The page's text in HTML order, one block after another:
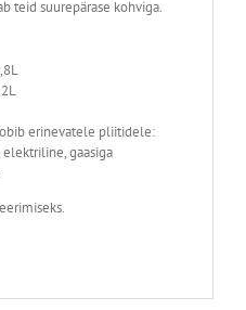
teid suurepärase kohviga.
erinevatele pliitidele:
gaasiga